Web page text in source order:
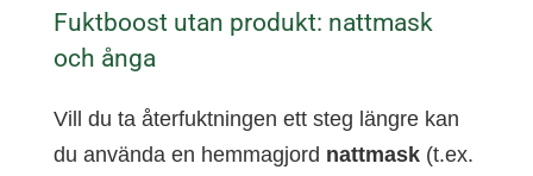
Fuktboost utan produkt: nattmask
och ånga
Vill du ta återfuktningen ett steg längre kan
du använda en hemmagjord nattmask(t.ex.